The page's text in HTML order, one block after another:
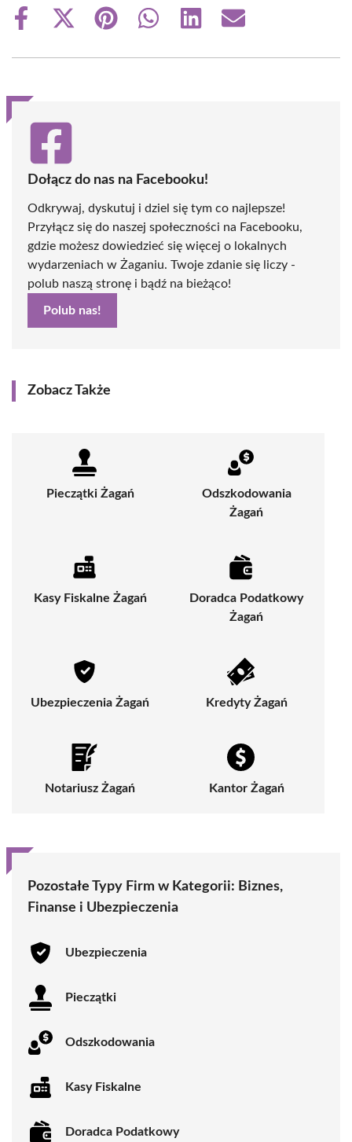
Share
Share
(Twitter)
Share
Share
Share
Share
Dołącz do nas na Facebooku!
Odkrywaj, dyskutuj i dziel się tym co najlepsze!
Przyłącz się do naszej społeczności na Facebooku,
gdzie możesz dowiedzieć się więcej o lokalnych
wydarzeniach w Żaganiu. Twoje zdanie się liczy -
polub naszą stronę i bądź na bieżąco!
Polub nas!
Zobacz Także
Pieczątki Żagań
Odszkodowania
Żagań
Kasy Fiskalne Żagań
Doradca Podatkowy
Żagań
Ubezpieczenia Żagań Kredyty Żagań
Notariusz Żagań Kantor Żagań
Pozostałe Typy Firm w Kategorii: Biznes,
Finanse i Ubezpieczenia
Ubezpieczenia
Pieczątki
Odszkodowania
Kasy Fiskalne
Doradca Podatkowy